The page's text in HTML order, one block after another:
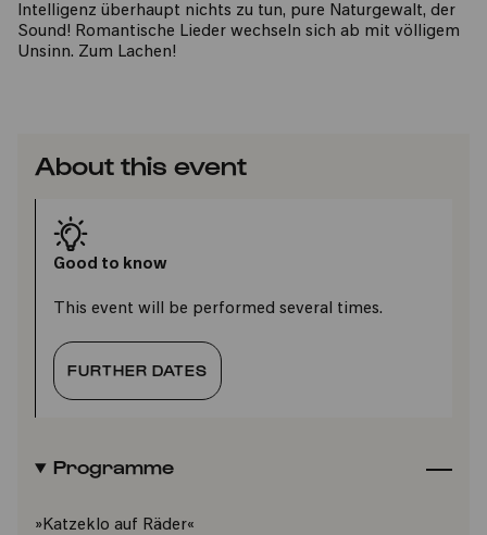
Intelligenz überhaupt nichts zu tun, pure Naturgewalt, der
Sound! Romantische Lieder wechseln sich ab mit völligem
Unsinn. Zum Lachen!
About this event
Good to know
This event will be performed several times.
FURTHER DATES
Programme
»Katzeklo auf Räder«